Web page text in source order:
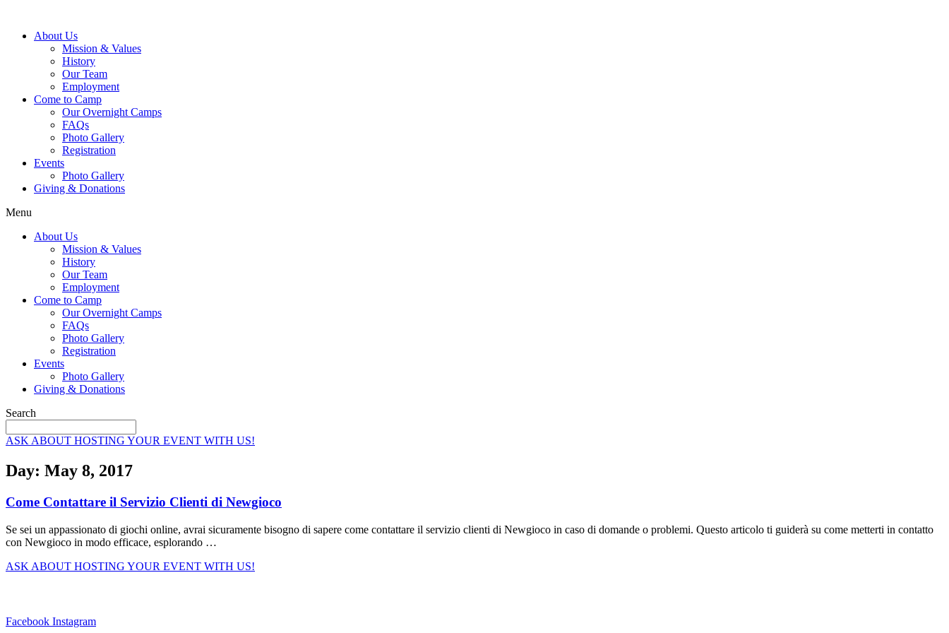
About Us
Mission & Values
History
Our Team
Employment
Come to Camp
Our Overnight Camps
FAQs
Photo Gallery
Registration
Events
Photo Gallery
Giving & Donations
Menu
About Us
Mission & Values
History
Our Team
Employment
Come to Camp
Our Overnight Camps
FAQs
Photo Gallery
Registration
Events
Photo Gallery
Giving & Donations
Search
ASK ABOUT HOSTING YOUR EVENT WITH US!
Day: May 8, 2017
Come Contattare il Servizio Clienti di Newgioco
Se sei un appassionato di giochi online, avrai sicuramente bisogno di sapere come contattare il servizio clienti di Newgioco in caso di domande o problemi. Questo articolo ti guiderà su come metterti in contatto
con Newgioco in modo efficace, esplorando …
ASK ABOUT HOSTING YOUR EVENT WITH US!
Facebook Instagram